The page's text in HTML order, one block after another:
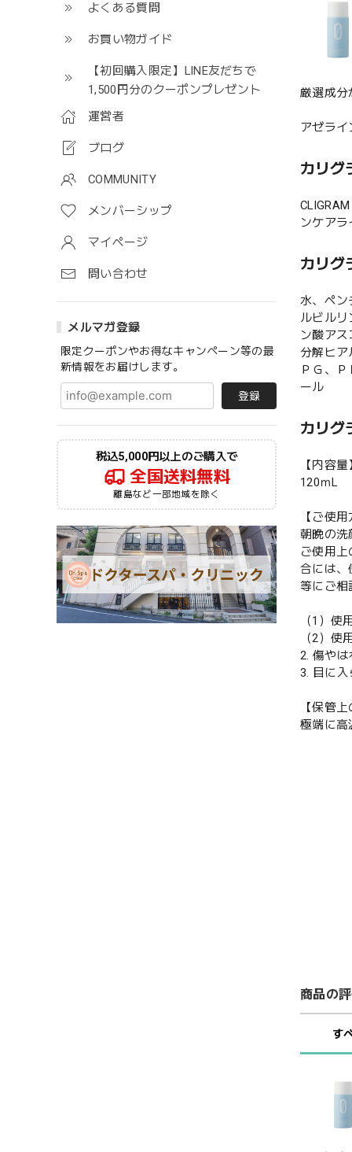
よくある質問
お買い物ガイド
【初回購入限定】LINE友だちで
1,500円分のクーポンプレゼント
運営者
ブログ
COMMUNITY
メンバーシップ
マイページ
問い合わせ
メルマガ登録
限定クーポンやお得なキャンペーン等の最
新情報をお届けします。
登録
税込5,000円以上のご購入で
全国送料無料
離島など一部地域を除く
厳選成分
アゼラ
カリグ
ンケア
カリグ
水、ペン
ルビル
ン酸ア
分解ヒ
ＰＧ、
ール
カリグ
【内容
120ｍL
【ご使
朝晩の洗
ご使用
合には
等にご相
（1）
（2）
2. 傷や
3. 目に
【保管
極端に高
商品の
す